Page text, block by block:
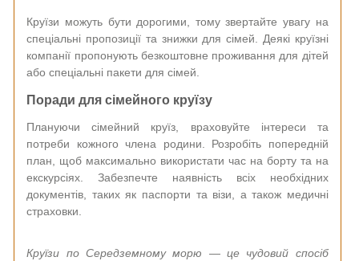
Круїзи можуть бути дорогими, тому звертайте увагу на
спеціальні пропозиції та знижки для сімей. Деякі круїзні
компанії пропонують безкоштовне проживання для дітей
або спеціальні пакети для сімей.
Поради для сімейного круїзу
Плануючи сімейний круїз, враховуйте інтереси та
потреби кожного члена родини. Розробіть попередній
план, щоб максимально використати час на борту та на
екскурсіях. Забезпечте наявність всіх необхідних
документів, таких як паспорти та візи, а також медичні
страховки.
Круїзи по Середземному морю — це чудовий спосіб